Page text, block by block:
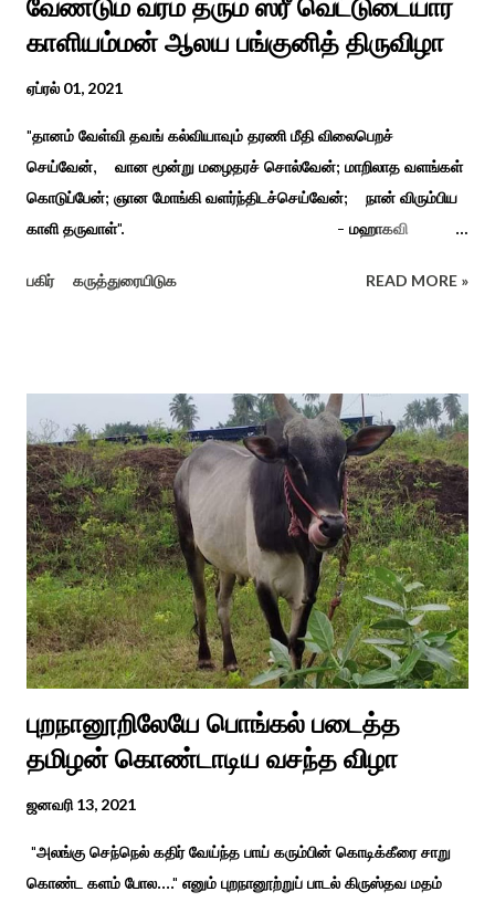
வேண்டும் வரம் தரும் ஸ்ரீ வெட்டுடையார்
காளியம்மன் ஆலய பங்குனித் திருவிழா
ஏப்ரல் 01, 2021
"தானம் வேள்வி தவங் கல்வியாவும் தரணி மீதி விலைபெறச்
செய்வேன், வான மூன்று மழைதரச் சொல்வேன்; மாறிலாத வளங்கள்
கொடுப்பேன்; ஞான மோங்கி வளர்ந்திடச்செய்வேன்; நான் விரும்பிய
காளி தருவாள்". - மஹாகவி
கொல்லங்குடி கிராம பக்தரின் கனவில் அய்யனார் தோன்றி
எடுத்த அய்யனார் என“வெட்டுடைய அய்யனார்“ நாமம் கோவில்
அமைத்து பூஜித்தனர். ஆங்கிலேய கிழக்கிந்திய ஆட்சியில் சிவகங்கை
இரண்டாம் மன்னர் முத்துவடுகநாதத் தேவர் ஆங்கிலேயரை எதிர்க்க
அவர்களால் காளையார் கோவிலில் இரண்டாம் மனைவி கௌரி
நாச்சியாருடன் கொல்லபட்டார். அவரது முதல் மனைவி
வேலுநாச்சியார...
பகிர் கருத்துரையிடுக READ MORE »
புறநானூறிலேயே பொங்கல் படைத்த
தமிழன் கொண்டாடிய வசந்த விழா
ஜனவரி 13, 2021
"அலங்கு செந்நெல் கதிர் வேய்ந்த பாய் கரும்பின் கொடிக்கீரை சாறு
கொண்ட களம் போல...." எனும் புறநானூற்றுப் பாடல் கிருஸ்தவ மதம்